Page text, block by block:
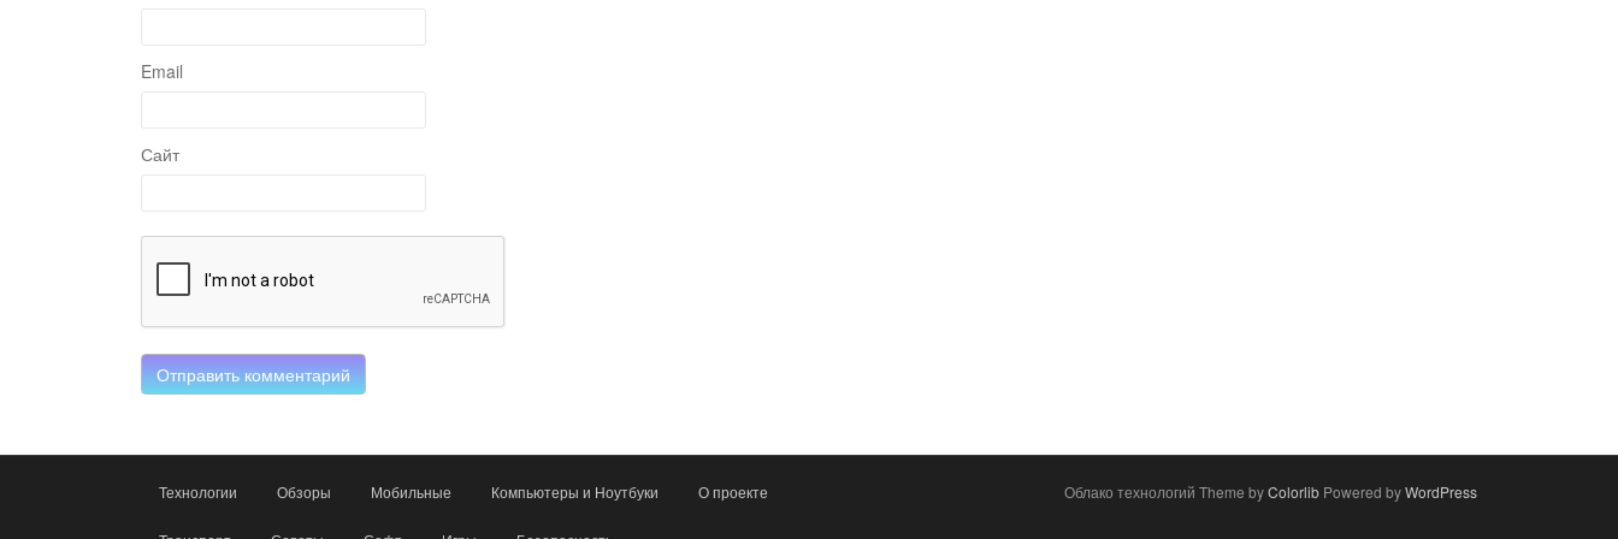
Email
Сайт
Технологии Обзоры Мобильные Компьютеры и Ноутбуки О проекте Облако технологий Theme byColorlib Powered byWordPress